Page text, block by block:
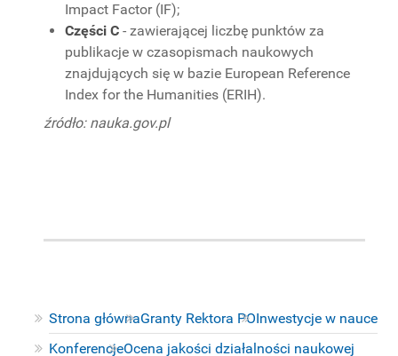
Strona głównaGranty Rektora POInwestycje w nauce
KonferencjeOcena jakości działalności naukowej
Impact Factor (IF);
Części C - zawierającej liczbę punktów za
publikacje w czasopismach naukowych
znajdujących się w bazie European Reference
Index for the Humanities (ERIH).
źródło: nauka.gov.pl